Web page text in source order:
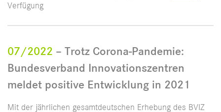
Verfügung
07/2022 – Trotz Corona-Pandemie:
Bundesverband Innovationszentren
meldet positive Entwicklung in 2021
Mit der jährlichen gesamtdeutschen Erhebung des BVIZ